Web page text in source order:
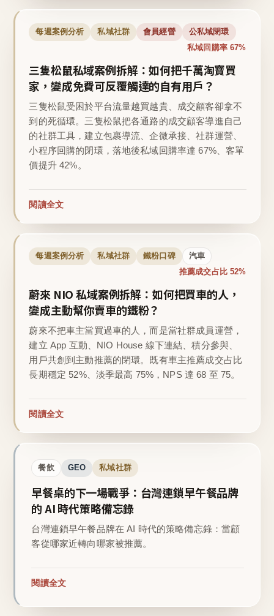
每週案例分析 私域社群 會員經營 公私域閉環
私域回購率 67%
三隻松鼠私域案例拆解：如何把千萬淘寶買
家，變成免費可反覆觸達的自有用戶？
三隻松鼠受困於平台流量越買越貴、成交顧客卻拿不
到的死循環。三隻松鼠把各通路的成交顧客導進自己
的社群工具，建立包裹導流、企微承接、社群運營、
小程序回購的閉環，落地後私域回購率達 67%、客單
價提升 42%。
閱讀全文
每週案例分析 私域社群 鐵粉口碑 汽車
推薦成交占比 52%
蔚來 NIO 私域案例拆解：如何把買車的人，
變成主動幫你賣車的鐵粉？
蔚來不把車主當買過車的人，而是當社群成員運營，
建立 App 互動、NIO House 線下連結、積分參與、
用戶共創到主動推薦的閉環。既有車主推薦成交占比
長期穩定 52%、淡季最高 75%，NPS 達 68 至 75。
閱讀全文
餐飲 GEO 私域社群
早餐桌的下一場戰爭：台灣連鎖早午餐品牌
的 AI 時代策略備忘錄
台灣連鎖早午餐品牌在 AI 時代的策略備忘錄：當顧
客從哪家近轉向哪家被推薦。
閱讀全文